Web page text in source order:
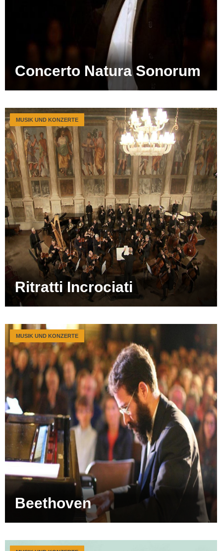
Concerto Natura Sonorum
Ritratti Incrociati
MUSIK UND KONZERTE
Beethoven
MUSIK UND KONZERTE